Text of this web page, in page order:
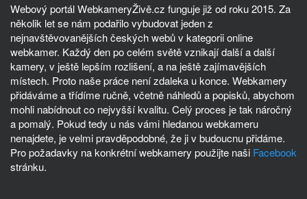
Webový portál WebkameryŽivě.cz funguje již od roku 2015. Za
několik let se nám podařilo vybudovat jeden z
nejnavštěvovanějších českých webů v kategorii online
webkamer. Každý den po celém světě vznikají další a další
kamery, v ještě lepším rozlišení, a na ještě zajímavějších
místech. Proto naše práce není zdaleka u konce. Webkamery
přidáváme a třídíme ručně, včetně náhledů a popisků, abychom
mohli nabídnout co nejvyšší kvalitu. Celý proces je tak náročný
a pomalý. Pokud tedy u nás vámi hledanou webkameru
nenajdete, je velmi pravděpodobné, že ji v budoucnu přidáme.
Pro požadavky na konkrétní webkamery použijte naši Facebook
stránku.